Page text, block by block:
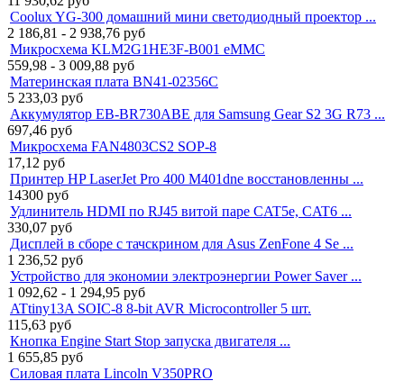
Coolux YG-300 домашний мини светодиодный проектор ...
2 186,81 - 2 938,76 руб
Микросхема KLM2G1HE3F-B001 eMMC
559,98 - 3 009,88 руб
Материнская плата BN41-02356C
5 233,03 руб
Аккумулятор EB-BR730ABE для Samsung Gear S2 3G R73 ...
697,46 руб
Микросхема FAN4803CS2 SOP-8
17,12 руб
Принтер HP LaserJet Pro 400 M401dne восстановленны ...
14300 руб
Удлинитель HDMI по RJ45 витой паре CAT5e, CAT6 ...
330,07 руб
Дисплей в сборе с тачскрином для Asus ZenFone 4 Se ...
1 236,52 руб
Устройство для экономии электроэнергии Power Saver ...
1 092,62 - 1 294,95 руб
ATtiny13A SOIC-8 8-bit AVR Microcontroller 5 шт.
115,63 руб
Кнопка Engine Start Stop запуска двигателя ...
1 655,85 руб
Силовая плата Lincoln V350PRO